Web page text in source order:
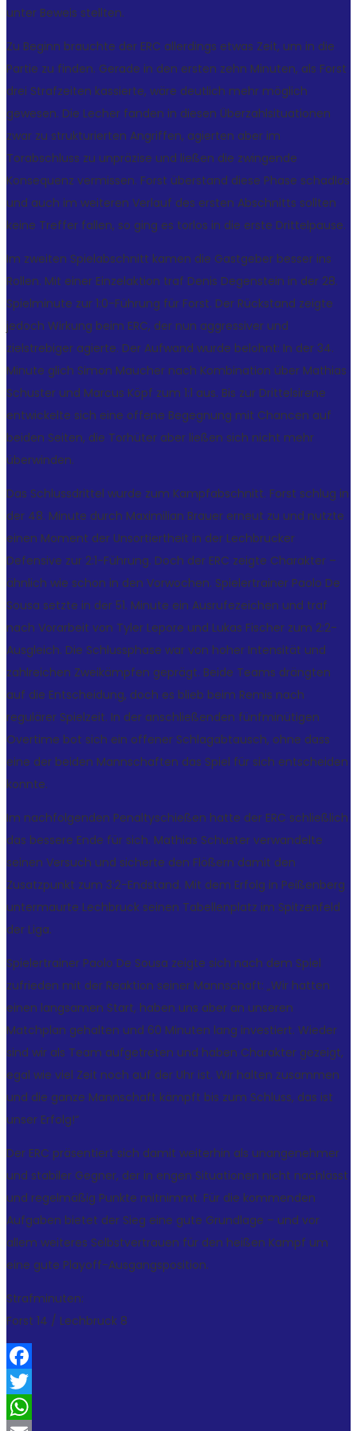
unter Beweis stellten.
Zu Beginn brauchte der ERC allerdings etwas Zeit, um in die
Partie zu finden. Gerade in den ersten zehn Minuten, als Forst
drei Strafzeiten kassierte, wäre deutlich mehr möglich
gewesen. Die Lecher fanden in diesen Überzahlsituationen
zwar zu strukturierten Angriffen, agierten aber im
Torabschluss zu unpräzise und ließen die zwingende
Konsequenz vermissen. Forst überstand diese Phase schadlos
und auch im weiteren Verlauf des ersten Abschnitts sollten
keine Treffer fallen, so ging es torlos in die erste Drittelpause.
Im zweiten Spielabschnitt kamen die Gastgeber besser ins
Rollen. Mit einer Einzelaktion traf Denis Degenstein in der 28.
Spielminute zur 1:0-Führung für Forst. Der Rückstand zeigte
jedoch Wirkung beim ERC, der nun aggressiver und
zielstrebiger agierte. Der Aufwand wurde belohnt: In der 34.
Minute glich Simon Maucher nach Kombination über Mathias
Schuster und Marcus Köpf zum 1:1 aus. Bis zur Drittelsirene
entwickelte sich eine offene Begegnung mit Chancen auf
beiden Seiten, die Torhüter aber ließen sich nicht mehr
überwinden.
Das Schlussdrittel wurde zum Kampfabschnitt. Forst schlug in
der 48. Minute durch Maximilian Brauer erneut zu und nutzte
einen Moment der Unsortiertheit in der Lechbrucker
Defensive zur 2:1-Führung. Doch der ERC zeigte Charakter –
ähnlich wie schon in den Vorwochen. Spielertrainer Paolo De
Sousa setzte in der 51. Minute ein Ausrufezeichen und traf
nach Vorarbeit von Tyler Lepore und Lukas Fischer zum 2:2-
Ausgleich. Die Schlussphase war von hoher Intensität und
zahlreichen Zweikämpfen geprägt. Beide Teams drängten
auf die Entscheidung, doch es blieb beim Remis nach
regulärer Spielzeit. In der anschließenden fünfminütigen
Overtime bot sich ein offener Schlagabtausch, ohne dass
eine der beiden Mannschaften das Spiel für sich entscheiden
konnte.
Im nachfolgenden Penaltyschießen hatte der ERC schließlich
das bessere Ende für sich. Mathias Schuster verwandelte
seinen Versuch und sicherte den Flößern damit den
Zusatzpunkt zum 3:2-Endstand. Mit dem Erfolg in Peißenberg
untermaurte Lechbruck seinen Tabellenplatz im Spitzenfeld
der Liga.
Spielertrainer Paolo De Sousa zeigte sich nach dem Spiel
zufrieden mit der Reaktion seiner Mannschaft: „Wir hatten
einen langsamen Start, haben uns aber an unseren
Matchplan gehalten und 60 Minuten lang investiert. Wieder
sind wir als Team aufgetreten und haben Charakter gezeigt,
egal wie viel Zeit noch auf der Uhr ist. Wir halten zusammen
und die ganze Mannschaft kämpft bis zum Schluss, das ist
unser Erfolg!“
Der ERC präsentiert sich damit weiterhin als unangenehmer
und stabiler Gegner, der in engen Situationen nicht nachlässt
und regelmäßig Punkte mitnimmt. Für die kommenden
Aufgaben bietet der Sieg eine gute Grundlage – und vor
allem weiteres Selbstvertrauen für den heißen Kampf um
eine gute Playoff-Ausgangsposition.
Strafminuten:
Forst 14 / Lechbruck 8
Facebook
Twitter